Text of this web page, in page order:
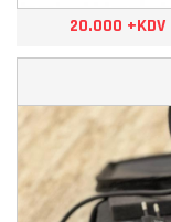
20.000 +KDV